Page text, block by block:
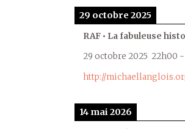
29 octobre 2025
RAF • La fabuleuse
29 octobre 2025 22h00 -
http://
14 mai 2026